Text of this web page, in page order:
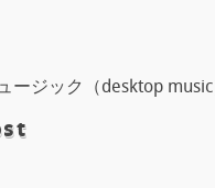
ージック（desktop